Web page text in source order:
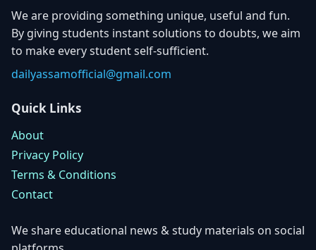
We are providing something unique, useful and fun.
By giving students instant solutions to doubts, we aim
to make every student self-sufficient.
dailyassamofficial@gmail.com
Quick Links
About
Privacy Policy
Terms & Conditions
Contact
We share educational news & study materials on social